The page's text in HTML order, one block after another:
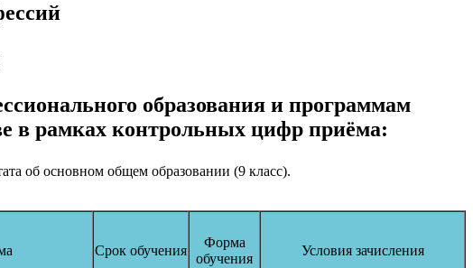
образования и программам
в рамках контрольных цифр приёма:
об основном общем образовании (9 класс).
Срок обучения
Форма
обучения
Условия зачисления